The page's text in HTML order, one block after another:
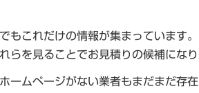
もこれだけの情報が集まっています
らを見ることでお見積りの候補にな
ームページがない業者もまだまだ存